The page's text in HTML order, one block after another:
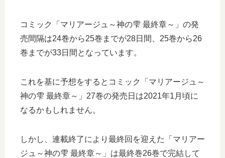
コミック「マリアージュ～神の雫 最終章～」の発
売間隔は24巻から25巻までが28日間、25巻から26
巻までが33日間となっています。
これを基に予想をするとコミック「マリアージュ～
神の雫 最終章～」27巻の発売日は2021年1月頃に
なるかもしれません。
しかし、連載終了により最終回を迎えた「マリアー
ジュ～神の雫 最終章～」は最終巻26巻で完結して